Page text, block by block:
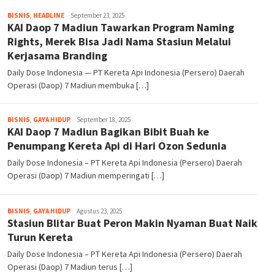
BISNIS, HEADLINE Dani
Elang
September 23, 2025
KAI Daop 7 Madiun Tawarkan Program Naming
Rights, Merek Bisa Jadi Nama Stasiun Melalui
Kerjasama Branding
Daily Dose Indonesia — PT Kereta Api Indonesia (Persero) Daerah
Operasi (Daop) 7 Madiun membuka […]
BISNIS, GAYA HIDUP Dani
Elang
September 18, 2025
KAI Daop 7 Madiun Bagikan Bibit Buah ke
Penumpang Kereta Api di Hari Ozon Sedunia
Daily Dose Indonesia – PT Kereta Api Indonesia (Persero) Daerah
Operasi (Daop) 7 Madiun memperingati […]
BISNIS, GAYA HIDUP Dani
Elang
Agustus 23, 2025
Stasiun Blitar Buat Peron Makin Nyaman Buat Naik
Turun Kereta
Daily Dose Indonesia – PT Kereta Api Indonesia (Persero) Daerah
Operasi (Daop) 7 Madiun terus […]